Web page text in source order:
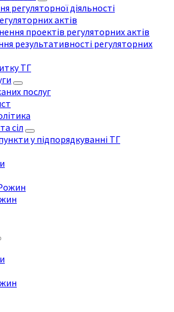
регуляторної діяльності
актів
проектів регуляторних актів
результативності регуляторних
ТГ
послуг
сіл
у підпорядкуванні ТГ